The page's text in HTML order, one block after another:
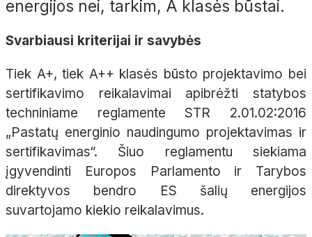
energijos nei, tarkim, A klasės būstai.
Svarbiausi kriterijai ir savybės
Tiek A+, tiek A++ klasės būsto projektavimo bei
sertifikavimo reikalavimai apibrėžti statybos
techniniame reglamente STR 2.01.02:2016
„Pastatų energinio naudingumo projektavimas ir
sertifikavimas“. Šiuo reglamentu siekiama
įgyvendinti Europos Parlamento ir Tarybos
direktyvos bendro ES šalių energijos
suvartojamo kiekio reikalavimus.